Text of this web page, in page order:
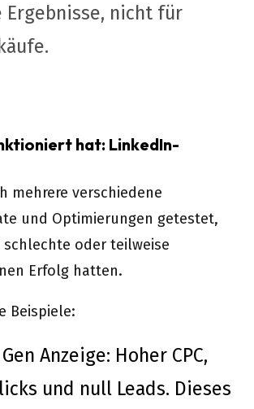
nicht für
hat: LinkedIn-
mehrere verschiedene
und Optimierungen getestet,
oder teilweise
Erfolg hatten.
Beispiele:
Anzeige: Hoher CPC,
und null Leads. Dieses